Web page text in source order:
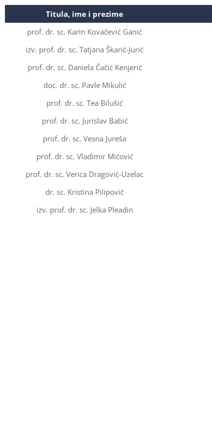
Titula, ime i prezime
prof. dr. sc. Karin Kovačević Ganić
izv. prof. dr. sc. Tatjana Škarić-Jurić
prof. dr. sc. Daniela Čačić Kenjerić
doc. dr. sc. Pavle Mikulić
prof. dr. sc. Tea Bilušić
prof. dr. sc. Jurislav Babić
prof. dr. sc. Vesna Jureša
prof. dr. sc. Vladimir Mićović
prof. dr. sc. Verica Dragović-Uzelac
dr. sc. Kristina Pilipović
izv. prof. dr. sc. Jelka Pleadin